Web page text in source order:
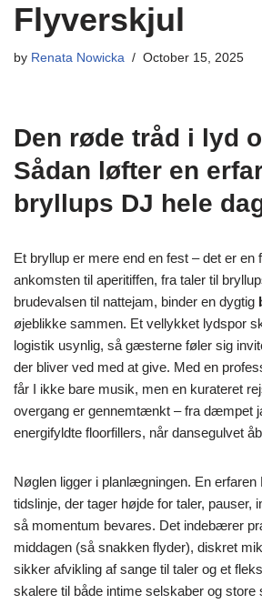
Flyverskjul
by Renata Nowicka October 15, 2025
Den røde tråd i lyd
Sådan løfter en
bryllups DJ hele
Et bryllup er mere end en fest – det er
ankomsten til aperitiffen, fra taler til
brudevalsen til nattejam, binder en dygtig
øjeblikke sammen. Et vellykket lydspor
logistik usynlig, så gæsterne føler sig
der bliver ved med at give. Med en
får I ikke bare musik, men en kurateret
overgang er gennemtænkt – fra dæmpet
energifyldte floorfillers, når dansegulvet
Nøglen ligger i planlægningen. En erfaren
tidslinje, der tager højde for taler, pauser,
så momentum bevares. Det indebærer
middagen (så snakken flyder), diskret
sikker afvikling af sange til taler og et
skalere til både intime selskaber og store